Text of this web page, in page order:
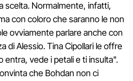
scelta. Normalmente, infatti,
con coloro che saranno le non
ovviamente parlare anche con
di Alessio. Tina Cipollari le offre
entra, vede i petali e ti insulta".
che Bohdan non ci